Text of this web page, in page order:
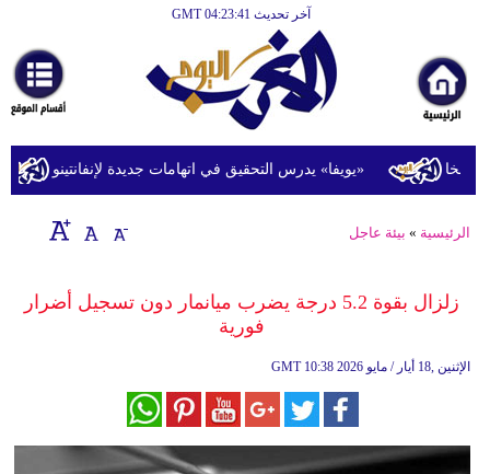
آخر تحديث GMT 04:23:41
أخبارعاجلة
رياضة
ثقافة
إقتصاد
وموسيقى
«يويفا» يدرس التحقيق في اتهامات جديدة لإنفانتينو
الرئيسية » بيئة عاجل
زلزال بقوة 5.2 درجة يضرب ميانمار دون تسجيل أضرار
فورية
GMT 10:38 2026 الإثنين ,18 أيار / مايو